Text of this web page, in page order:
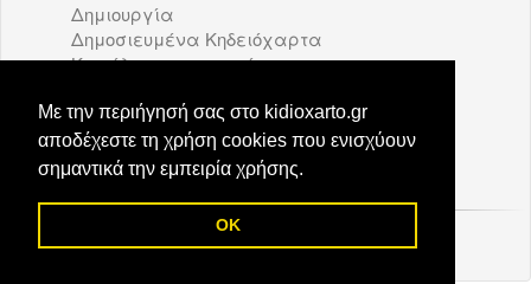
Με την περιήγησή σας στο kidioxarto.gr
αποδέχεστε τη χρήση cookies που ενισχύουν
σημαντικά την εμπειρία χρήσης.
OK
Δημιουργία
Δημοσιευμένα Κηδειόχαρτα
Κατάλογος επιχειρήσεων
Διαφήμιση
Επικοινωνία
© 2026 Kidioxarto.gr /Επικοινωνία